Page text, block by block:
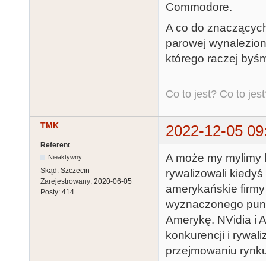
Commodore.
A co do
parowej
którego raczej
Co to jest? Co to
TMK 2022-12-05
Referent
Nieaktywny
Skąd: Szczecin
Zarejestrowany: 2020-06-05
Posty: 414
A może my
rywalizowali
amerykańskie
wyznaczonego
Amerykę. NVidia i
konkurencji i
przejmowaniu